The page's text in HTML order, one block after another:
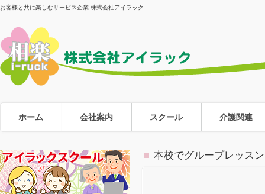
お客様と共に楽しむサービス企業 株式会社アイラック
ホーム 会社案内 スクール 介護関連
本校でグループレッス